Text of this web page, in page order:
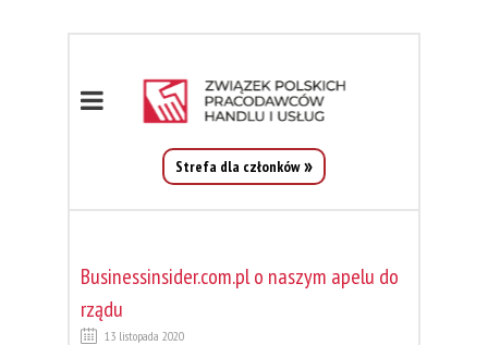
Strefa dla członków
Businessinsider.com.pl o naszym apelu do
rządu
13 listopada 2020